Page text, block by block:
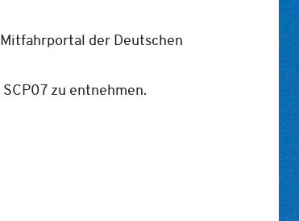
der Deutschen
zu entnehmen.